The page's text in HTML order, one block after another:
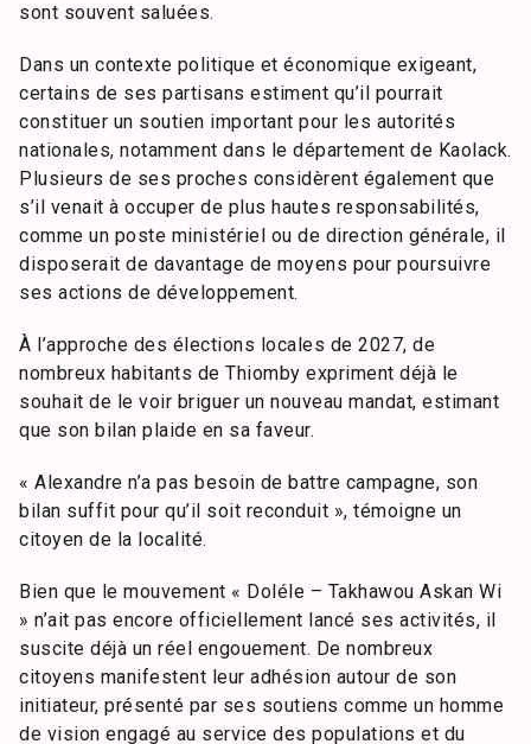
sont souvent saluées.
Dans un contexte politique et économique exigeant,
certains de ses partisans estiment qu’il pourrait
constituer un soutien important pour les autorités
nationales, notamment dans le département de Kaolack.
Plusieurs de ses proches considèrent également que
s’il venait à occuper de plus hautes responsabilités,
comme un poste ministériel ou de direction générale, il
disposerait de davantage de moyens pour poursuivre
ses actions de développement.
À l’approche des élections locales de 2027, de
nombreux habitants de Thiomby expriment déjà le
souhait de le voir briguer un nouveau mandat, estimant
que son bilan plaide en sa faveur.
« Alexandre n’a pas besoin de battre campagne, son
bilan suffit pour qu’il soit reconduit », témoigne un
citoyen de la localité.
Bien que le mouvement « Doléle – Takhawou Askan Wi
» n’ait pas encore officiellement lancé ses activités, il
suscite déjà un réel engouement. De nombreux
citoyens manifestent leur adhésion autour de son
initiateur, présenté par ses soutiens comme un homme
de vision engagé au service des populations et du